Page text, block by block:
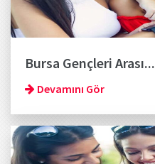
Bursa Gençleri Arası...
Devamını Gör